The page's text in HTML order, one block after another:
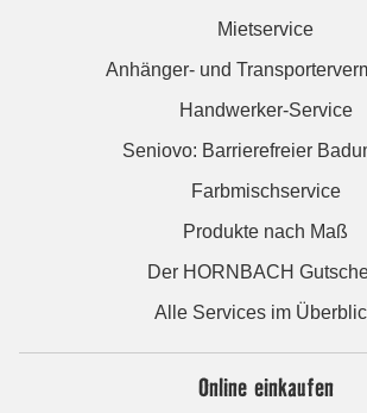
Mietservice
Anhänger- und
Handwerker-Service
Seniovo: Barrierefreier
Farbmischservice
Produkte nach Maß
Der HORNBACH
Alle Services im
Online einkaufen